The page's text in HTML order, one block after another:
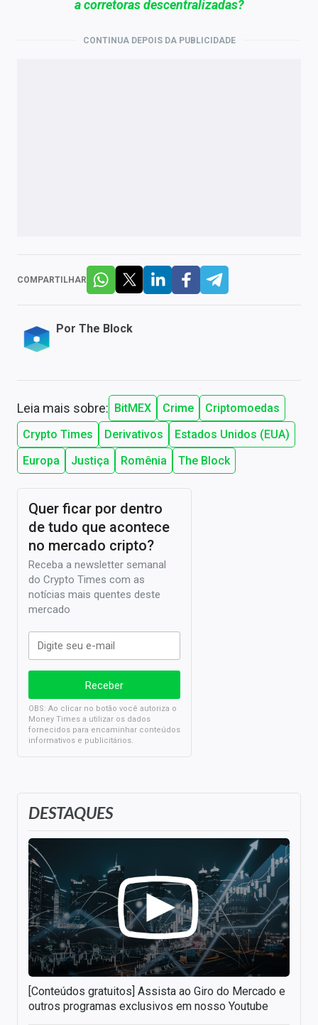
a corretoras descentralizadas?
CONTINUA DEPOIS DA PUBLICIDADE
COMPARTILHAR
Por The Block
Leia mais sobre: BitMEX Crime
Criptomoedas
Crypto Times
Derivativos
Estados Unidos (EUA)
Europa
Justiça Romênia The Block
DESTAQUES
[Conteúdos gratuitos] Assista ao Giro do Mercado e
outros programas exclusivos em nosso Youtube
Quer ficar por dentro
de tudo que acontece
no mercado cripto?
Receba a newsletter semanal
do Crypto Times com as
notícias mais quentes deste
mercado
OBS: Ao clicar no botão você autoriza o
Money Times a utilizar os dados
fornecidos para encaminhar conteúdos
informativos e publicitários.